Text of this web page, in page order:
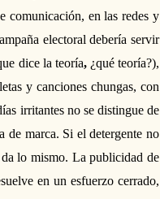
comunicación, en las redes y
electoral debería servir
dice la teoría, ¿qué teoría?),
y canciones chungas, con
irritantes no se distingue de
de marca. Si el detergente no
lo mismo. La publicidad de
en un esfuerzo cerrado,